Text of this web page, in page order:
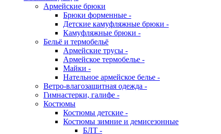
Армейские брюки
Брюки форменные -
Детские камуфляжные брюки -
Камуфляжные брюки -
Бельё и термобельё
Армейские трусы -
Армейское термобелье -
Майки -
Нательное армейское белье -
Ветро-влагозащитная одежда -
Гимнастерки, галифе -
Костюмы
Костюмы детские -
Костюмы зимние и демисезонные
БЛТ -